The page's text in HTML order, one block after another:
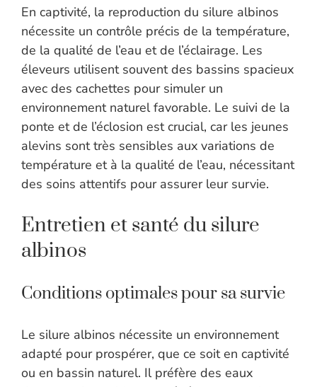
En captivité, la reproduction du silure albinos
nécessite un contrôle précis de la température,
de la qualité de l’eau et de l’éclairage. Les
éleveurs utilisent souvent des bassins spacieux
avec des cachettes pour simuler un
environnement naturel favorable. Le suivi de la
ponte et de l’éclosion est crucial, car les jeunes
alevins sont très sensibles aux variations de
température et à la qualité de l’eau, nécessitant
des soins attentifs pour assurer leur survie.
Entretien et santé du silure
albinos
Conditions optimales pour sa survie
Le silure albinos nécessite un environnement
adapté pour prospérer, que ce soit en captivité
ou en bassin naturel. Il préfère des eaux